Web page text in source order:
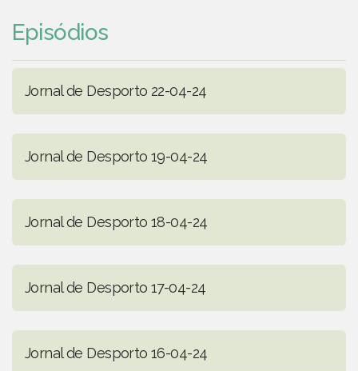
Episódios
Jornal de Desporto 22-04-24
Jornal de Desporto 19-04-24
Jornal de Desporto 18-04-24
Jornal de Desporto 17-04-24
Jornal de Desporto 16-04-24